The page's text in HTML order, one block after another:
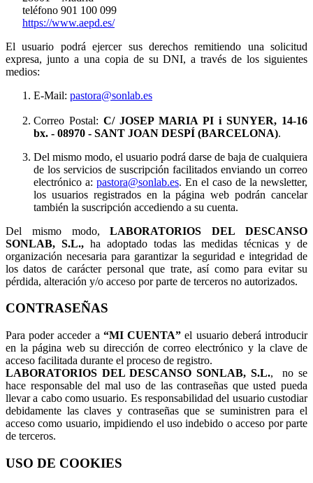
teléfono 901 100 099
https://www.aepd.es/
El usuario podrá ejercer sus derechos remitiendo una solicitud
expresa, junto a una copia de su DNI, a través de los siguientes
medios:
E-Mail: pastora@sonlab.es
Correo Postal: C/ JOSEP MARIA PI i SUNYER, 14-16
bx. - 08970 - SANT JOAN DESPÍ (BARCELONA).
Del mismo modo, el usuario podrá darse de baja de cualquiera
de los servicios de suscripción facilitados enviando un correo
electrónico a: pastora@sonlab.es. En el caso de la newsletter,
los usuarios registrados en la página web podrán cancelar
también la suscripción accediendo a su cuenta.
Del mismo modo,LABORATORIOS DEL DESCANSO
SONLAB, S.L., ha adoptado todas las medidas técnicas y de
organización necesaria para garantizar la seguridad e integridad de
los datos de carácter personal que trate, así como para evitar su
pérdida, alteración y/o acceso por parte de terceros no autorizados.
CONTRASEÑAS
Para poder acceder a “MI CUENTA” el usuario deberá introducir
en la página web su dirección de correo electrónico y la clave de
acceso facilitada durante el proceso de registro.
LABORATORIOS DEL DESCANSO SONLAB, S.L., no se
hace responsable del mal uso de las contraseñas que usted pueda
llevar a cabo como usuario. Es responsabilidad del usuario custodiar
debidamente las claves y contraseñas que se suministren para el
acceso como usuario, impidiendo el uso indebido o acceso por parte
de terceros.
USO DE COOKIES